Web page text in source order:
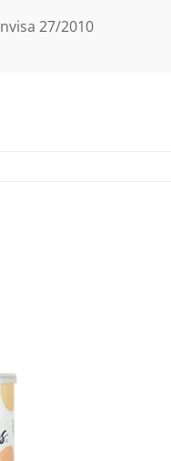
27/2010